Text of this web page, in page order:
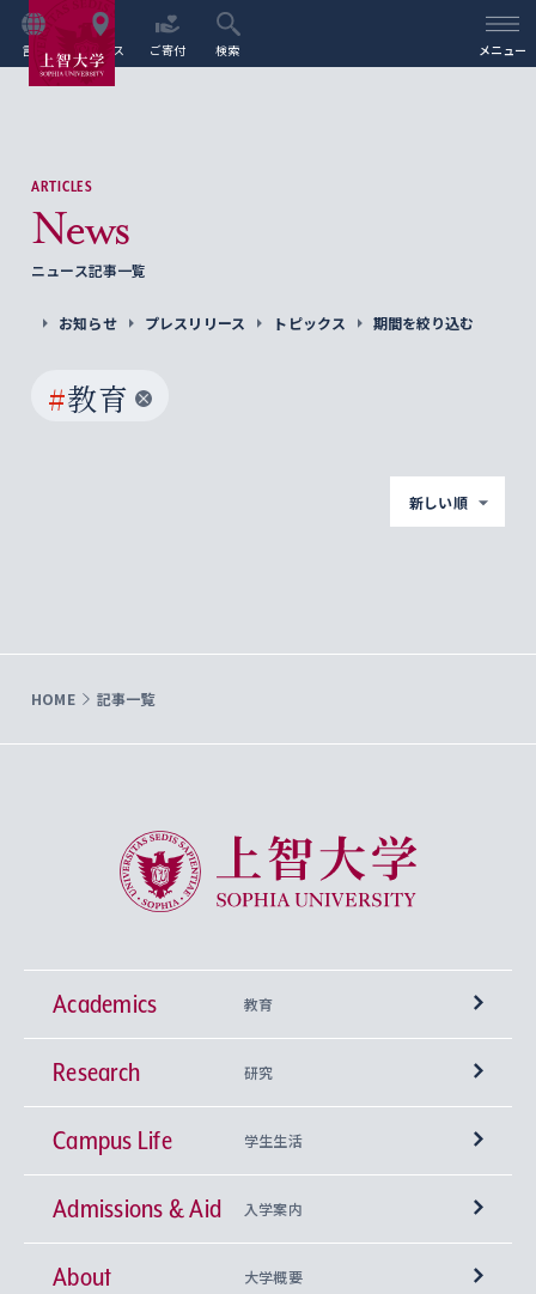
言語 アクセス ご寄付 検索 メニュー
ARTICLES
News
ニュース記事一覧
お知らせ プレスリリース トピックス 期間を絞り込む
#教育
新しい順
HOME 記事一覧
上智大学 Sophia University
Academics 教育
学部
神学部
文学部
総合人間科学部
興味から学科を探す
上智大学の全学共通教育
基盤教育センター
上智大学の語学教育
Research 研究
研究所 等
キリスト教文化研究所
中世思想研究所
Sophia Open Research Weeks (SORW)
産官学連携
Campus Life 学生生活
学期区分と授業時間割
課外活動
Admissions & Aid 入学案内
上智大学で取得できる学位
About 大学概要